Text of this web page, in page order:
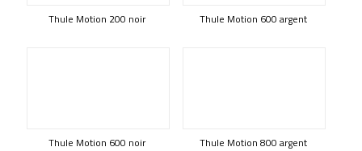
Thule Motion 200 noir Thule Motion 600 argent
Thule Motion 600 noir Thule Motion 800 argent